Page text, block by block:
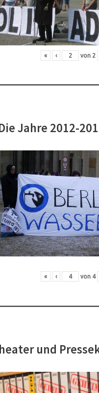
« ‹ von 2
Jahre 2012-
« ‹ von 4
und